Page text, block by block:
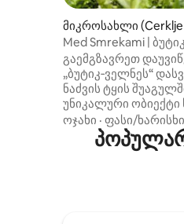
მიკროსახლი (Cerklje
renjskem)
Med Smrekami |
სპა‑განტვირთვა
გაემგზავრეთ
„ბუტიკ‑ველნეს“
ნაძვის ტყის
უნიკალური
ორ ცალკე ზონაში:
კოტეჯში,
ოჯახი · ფასი/ხარისხი